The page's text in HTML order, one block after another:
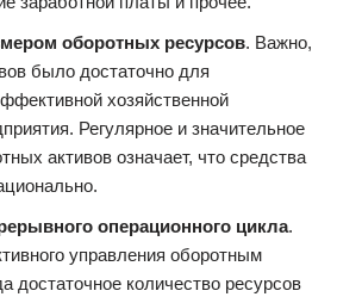
оборотных ресурсов. Важно,
было достаточно для
хозяйственной
Регулярное и значительное
активов означает, что средства
операционного цикла.
управления оборотным
достаточное количество ресурсов